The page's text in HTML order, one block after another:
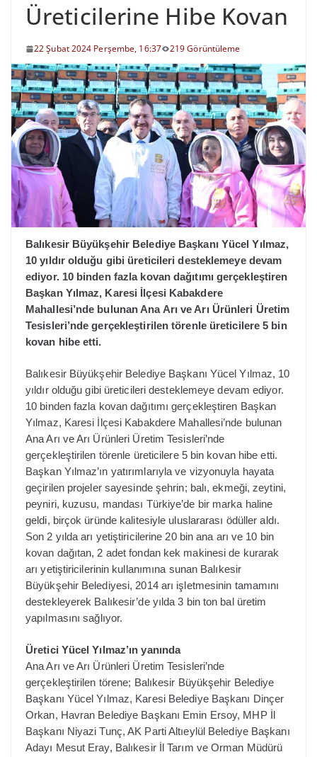
Üreticilerine Hibe Kovan
22 Şubat 2024 Perşembe, 16:37 219 Görüntüleme
Balıkesir Büyükşehir Belediye Başkanı Yücel Yılmaz,
10 yıldır olduğu gibi üreticileri desteklemeye devam
ediyor. 10 binden fazla kovan dağıtımı gerçekleştiren
Başkan Yılmaz, Karesi İlçesi Kabakdere
Mahallesi’nde bulunan Ana Arı ve Arı Ürünleri Üretim
Tesisleri’nde gerçekleştirilen törenle üreticilere 5 bin
kovan hibe etti.
Balıkesir Büyükşehir Belediye Başkanı Yücel Yılmaz, 10
yıldır olduğu gibi üreticileri desteklemeye devam ediyor.
10 binden fazla kovan dağıtımı gerçekleştiren Başkan
Yılmaz, Karesi İlçesi Kabakdere Mahallesi’nde bulunan
Ana Arı ve Arı Ürünleri Üretim Tesisleri’nde
gerçekleştirilen törenle üreticilere 5 bin kovan hibe etti.
Başkan Yılmaz’ın yatırımlarıyla ve vizyonuyla hayata
geçirilen projeler sayesinde şehrin; balı, ekmeği, zeytini,
peyniri, kuzusu, mandası Türkiye’de bir marka haline
geldi, birçok üründe kalitesiyle uluslararası ödüller aldı.
Son 2 yılda arı yetiştiricilerine 20 bin ana arı ve 10 bin
kovan dağıtan, 2 adet fondan kek makinesi de kurarak
arı yetiştiricilerinin kullanımına sunan Balıkesir
Büyükşehir Belediyesi, 2014 arı işletmesinin tamamını
destekleyerek Balıkesir’de yılda 3 bin ton bal üretim
yapılmasını sağlıyor.
Üretici Yücel Yılmaz’ın yanında
Ana Arı ve Arı Ürünleri Üretim Tesisleri’nde
gerçekleştirilen törene; Balıkesir Büyükşehir Belediye
Başkanı Yücel Yılmaz, Karesi Belediye Başkanı Dinçer
Orkan, Havran Belediye Başkanı Emin Ersoy, MHP İl
Başkanı Niyazi Tunç, AK Parti Altıeylül Belediye Başkanı
Adayı Mesut Eray, Balıkesir İl Tarım ve Orman Müdürü